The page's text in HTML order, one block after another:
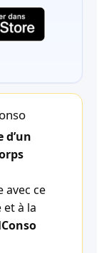
avec ce
et à la